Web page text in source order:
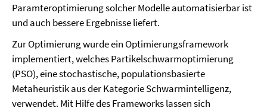
Paramteroptimierung solcher Modelle automatisierbar ist
und auch bessere Ergebnisse liefert.
Zur Optimierung wurde ein Optimierungsframework
implementiert, welches Partikelschwarmoptimierung
(PSO), eine stochastische, populationsbasierte
Metaheuristik aus der Kategorie Schwarmintelligenz,
verwendet. Mit Hilfe des Frameworks lassen sich